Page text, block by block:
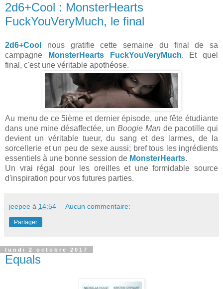
2d6+Cool : MonsterHearts
FuckYouVeryMuch, le final
2d6+Cool
nous gratifie cette semaine du final de sa
campagne
MonsterHearts FuckYouVeryMuch. Et quel
final, c'est une véritable apothéose.
Au menu de ce 5ième et dernier épisode, une fête étudiante
dans une mine désaffectée, un Boogie Man de pacotille qui
devient un véritable tueur, du sang et des larmes, de la
sorcellerie et un peu de sexe aussi; bref tous les ingrédients
essentiels à une bonne session de MonsterHearts.
Un vrai régal pour les oreilles et une formidable source
d'inspiration pour vos futures parties.
jeepee à 14:54 Aucun commentaire:
Partager
lundi 2 octobre 2017
Equals